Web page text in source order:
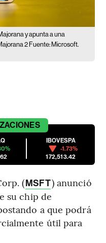
y apunta a una
2 Fuente: Microsoft.
IBOVESPA
-1.73%
172,513.42
(MSFT) anunció
su chip de
a que podrá
útil para